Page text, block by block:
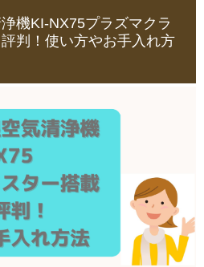
機KI-NX75プラズマクラ
判！使い方やお手入れ方